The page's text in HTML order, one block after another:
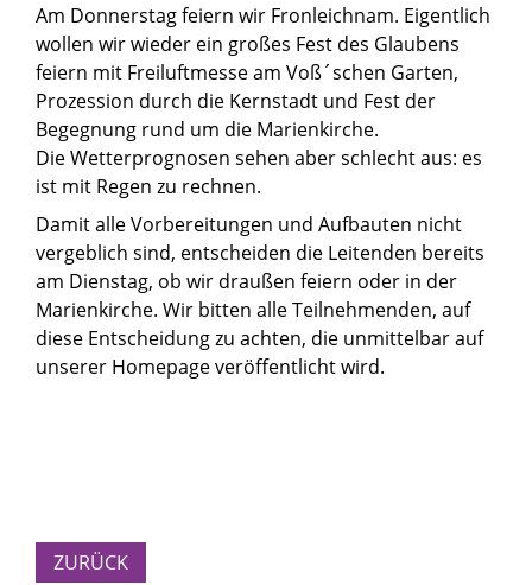
Am Donnerstag feiern wir Fronleichnam. Eigentlich
wollen wir wieder ein großes Fest des Glaubens
feiern mit Freiluftmesse am Voß´schen Garten,
Prozession durch die Kernstadt und Fest der
Begegnung rund um die Marienkirche.
Die Wetterprognosen sehen aber schlecht aus: es
ist mit Regen zu rechnen.
Damit alle Vorbereitungen und Aufbauten nicht
vergeblich sind, entscheiden die Leitenden bereits
am Dienstag, ob wir draußen feiern oder in der
Marienkirche. Wir bitten alle Teilnehmenden, auf
diese Entscheidung zu achten, die unmittelbar auf
unserer Homepage veröffentlicht wird.
ZURÜCK